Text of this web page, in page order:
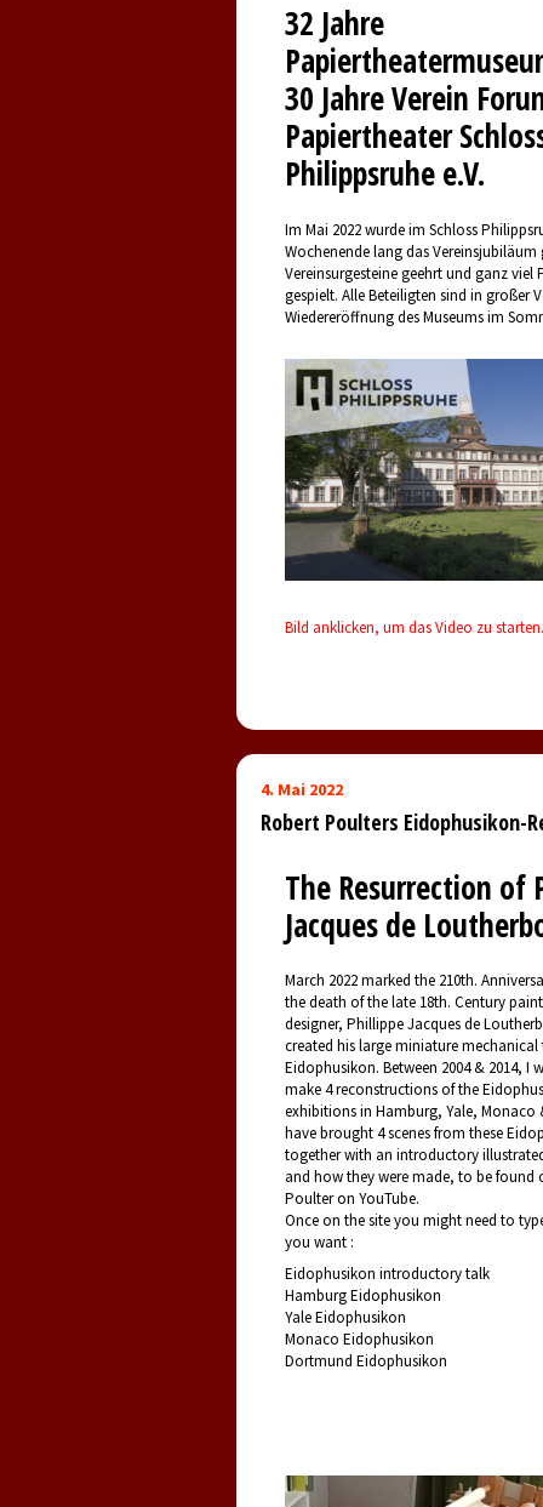
32 Jahre
30 Jahre Verein
Papiertheater
Philippsruhe e.V.
Im Mai 2022 wurde im Schloss
Wochenende lang das Vereinsjubiläum
Vereinsurgesteine geehrt und ganz viel
gespielt. Alle Beteiligten sind in großer
Wiedereröffnung des Museums im
Bild anklicken, um das Video zu starten.
4. Mai 2022
Robert Poulters Eidophusikon-
The Resurrection of
Jacques de
March 2022 marked the 210th.
the death of the late 18th. Century
designer, Phillippe Jacques de
created his large miniature mechanical
Eidophusikon. Between 2004 & 2014, I
make 4 reconstructions of the
exhibitions in Hamburg, Yale, Monaco
have brought 4 scenes from these
together with an introductory
and how they were made, to be found
Poulter on YouTube.
Once on the site you might need to
you want :
Eidophusikon introductory talk
Hamburg Eidophusikon
Yale Eidophusikon
Monaco Eidophusikon
Dortmund Eidophusikon